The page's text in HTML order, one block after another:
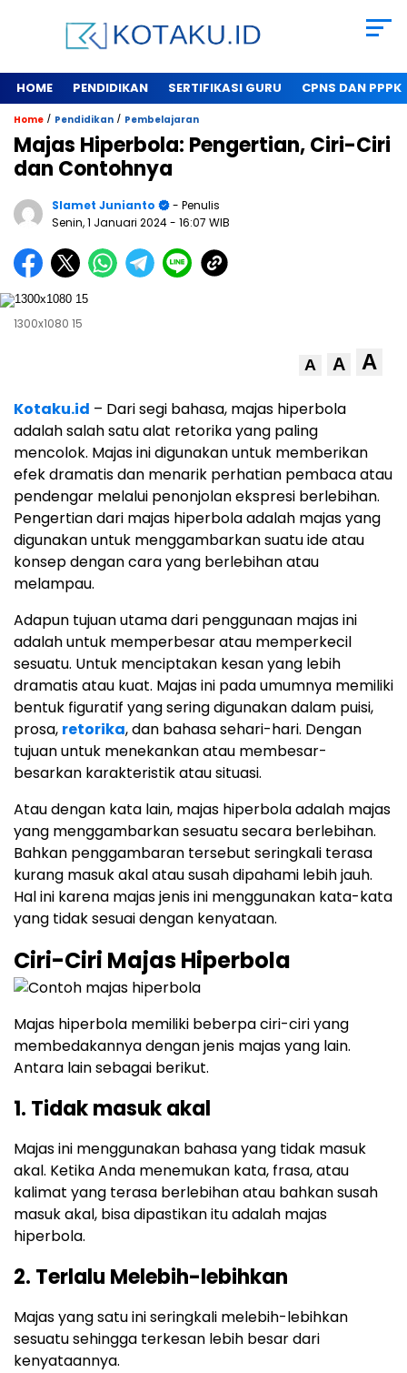
HOME PENDIDIKAN SERTIFIKASI GURU CPNS DAN PPPK
Home / Pendidikan / Pembelajaran
Majas Hiperbola: Pengertian, Ciri-Ciri
dan Contohnya
Slamet Junianto
- Penulis
Senin, 1 Januari 2024- 16:07 WIB
1300x1080 15
A A A
Kotaku.id – Dari segi bahasa, majas hiperbola
adalah salah satu alat retorika yang paling
mencolok. Majas ini digunakan untuk memberikan
efek dramatis dan menarik perhatian pembaca atau
pendengar melalui penonjolan ekspresi berlebihan.
Pengertian dari majas hiperbola adalah majas yang
digunakan untuk menggambarkan suatu ide atau
konsep dengan cara yang berlebihan atau
melampau.
Adapun tujuan utama dari penggunaan majas ini
adalah untuk memperbesar atau memperkecil
sesuatu. Untuk menciptakan kesan yang lebih
dramatis atau kuat. Majas ini pada umumnya memiliki
bentuk figuratif yang sering digunakan dalam puisi,
prosa, retorika, dan bahasa sehari-hari. Dengan
tujuan untuk menekankan atau membesar-
besarkan karakteristik atau situasi.
Atau dengan kata lain, majas hiperbola adalah majas
yang menggambarkan sesuatu secara berlebihan.
Bahkan penggambaran tersebut seringkali terasa
kurang masuk akal atau susah dipahami lebih jauh.
Hal ini karena majas jenis ini menggunakan kata-kata
yang tidak sesuai dengan kenyataan.
Ciri-Ciri Majas Hiperbola
Majas hiperbola memiliki beberpa ciri-ciri yang
membedakannya dengan jenis majas yang lain.
Antara lain sebagai berikut.
1. Tidak masuk akal
Majas ini menggunakan bahasa yang tidak masuk
akal. Ketika Anda menemukan kata, frasa, atau
kalimat yang terasa berlebihan atau bahkan susah
masuk akal, bisa dipastikan itu adalah majas
hiperbola.
2. Terlalu Melebih-lebihkan
Majas yang satu ini seringkali melebih-lebihkan
sesuatu sehingga terkesan lebih besar dari
kenyataannya.